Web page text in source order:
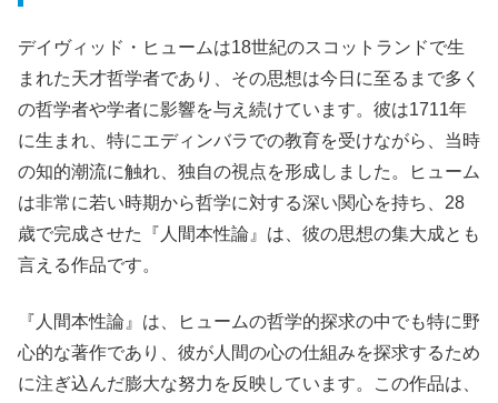
デイヴィッド・ヒュームは18世紀のスコットランドで生
まれた天才哲学者であり、その思想は今日に至るまで多く
の哲学者や学者に影響を与え続けています。彼は1711年
に生まれ、特にエディンバラでの教育を受けながら、当時
の知的潮流に触れ、独自の視点を形成しました。ヒューム
は非常に若い時期から哲学に対する深い関心を持ち、28
歳で完成させた『人間本性論』は、彼の思想の集大成とも
言える作品です。
『人間本性論』は、ヒュームの哲学的探求の中でも特に野
心的な著作であり、彼が人間の心の仕組みを探求するため
に注ぎ込んだ膨大な努力を反映しています。この作品は、